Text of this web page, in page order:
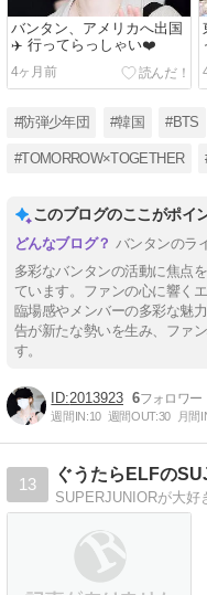
バンタン、アメリカへ出国
✈️ 行ってらっしゃい❤️
4ヶ月前
#防弾少年団 #韓国 #BTS
#TOMORROW×TOGETHER
このブログのここがポイ
バンタンのラ
多彩なバンタンの活動に焦点
ています。ファンの心に響く
臨場感やメンバーの多彩な魅
告が新たな勢いを生み、ファ
す。
2013923 6
週間IN:10 週間OUT:30 月間
13
ぐうたらELFの
SUPERJUNIORが大好